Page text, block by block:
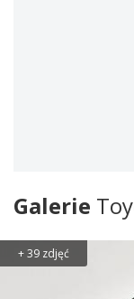
Galerie
+ 39 zdjęć